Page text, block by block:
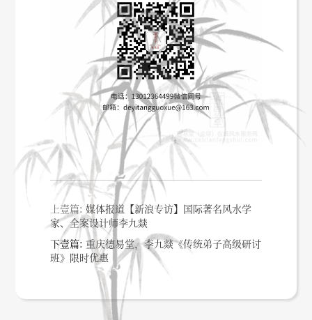
上壹篇:媒体报道【新浪专访】国际著名风水学
家、全案设计师李九燚
下壹篇: 重庆德易堂，李九燚《传统弟子高级研讨
班》限时优惠